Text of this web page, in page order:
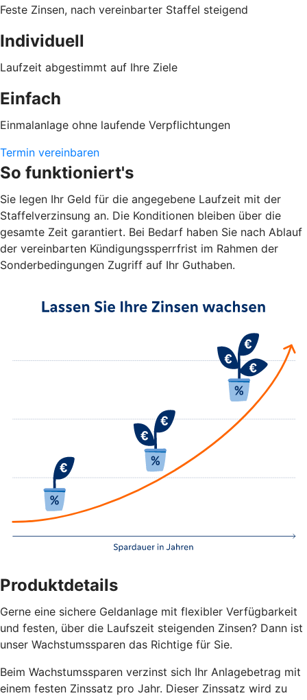
Feste Zinsen, nach vereinbarter Staffel steigend
Individuell
Laufzeit abgestimmt auf Ihre Ziele
Einfach
Einmalanlage ohne laufende Verpflichtungen
Termin vereinbaren
So funktioniert's
Sie legen Ihr Geld für die angegebene Laufzeit mit der
Staffelverzinsung an. Die Konditionen bleiben über die
gesamte Zeit garantiert. Bei Bedarf haben Sie nach Ablauf
der vereinbarten Kündigungssperrfrist im Rahmen der
Sonderbedingungen Zugriff auf Ihr Guthaben.
Produktdetails
Gerne eine sichere Geldanlage mit flexibler Verfügbarkeit
und festen, über die Laufszeit steigenden Zinsen? Dann ist
unser Wachstumssparen das Richtige für Sie.
Beim Wachstumssparen verzinst sich Ihr Anlagebetrag mit
einem festen Zinssatz pro Jahr. Dieser Zinssatz wird zu